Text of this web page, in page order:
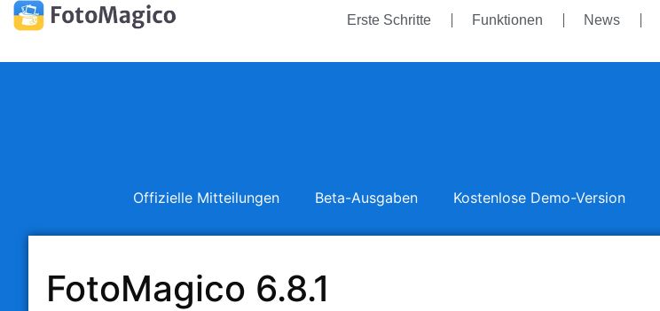
Erste Schritte Funktionen News
Offizielle Mitteilungen Beta-Ausgaben Kostenlose Demo-Version
FotoMagico 6.8.1